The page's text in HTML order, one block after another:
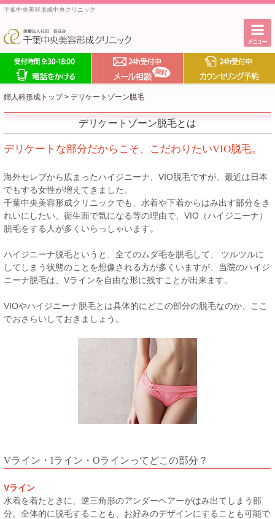
千葉中央美容形成中央クリニック
婦人科形成トップ> デリケートゾーン脱毛
デリケートゾーン脱毛とは
デリケートな部分だからこそ、こだわりたいVIO脱毛。
海外セレブから広まったハイジニーナ、VIO脱毛ですが、最近は日本
でもする女性が増えてきました。
千葉中央美容形成クリニックでも、水着や下着からはみ出す部分をき
れいにしたい、衛生面で気になる等の理由で、VIO（ハイジニーナ）
脱毛をする人が多くいらっしゃいます。
ハイジニーナ脱毛というと、全てのムダ毛を脱毛して、 ツルツルに
してしまう状態のことを想像される方が多くいますが、当院のハイジ
ニーナ脱毛は、Vラインを自由な形に残すことが出来ます。
VIOやハイジニーナ脱毛とは具体的にどこの部分の脱毛なのか、ここ
でおさらいしておきましょう。
Vライン・Iライン・Oラインってどこの部分？
Vライン
水着を着たときに、逆三角形のアンダーヘアーがはみ出てしまう部
分。全体的に脱毛することも、お好みのデザインにすることも可能で